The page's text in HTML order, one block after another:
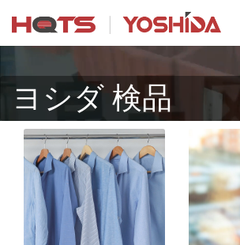
ヨシダ 検品